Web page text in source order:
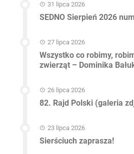
31 lipca 2026
SEDNO Sierpień 2026
27 lipca 2026
Wszystko co robimy,
zwierząt – Dominika
26 lipca 2026
82. Rajd Polski (galeria
23 lipca 2026
Sierściuch zaprasza!